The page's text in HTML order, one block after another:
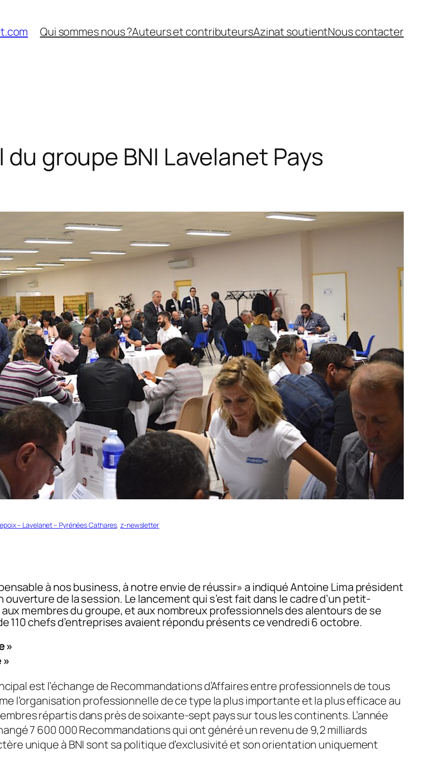
Qui sommes nous ?Auteurs et contributeursAzinat soutientNous contacter
groupe BNI Lavelanet Pays
– Lavelanet – Pyrénées Cathares, z-newsletter
à nos business, à notre envie de réussir» a indiqué Antoine Lima président
ouverture de la session. Le lancement qui s’est fait dans le cadre d’un petit-
membres du groupe, et aux nombreux professionnels des alentours de se
110 chefs d’entreprises avaient répondu présents ce vendredi 6 octobre.
»
est l’échange de Recommandations d’Affaires entre professionnels de tous
l’organisation professionnelle de ce type la plus importante et la plus efficace au
répartis dans près de soixante-sept pays sur tous les continents. L’année
7 600 000 Recommandations qui ont généré un revenu de 9,2 milliards
unique à BNI sont sa politique d’exclusivité et son orientation uniquement